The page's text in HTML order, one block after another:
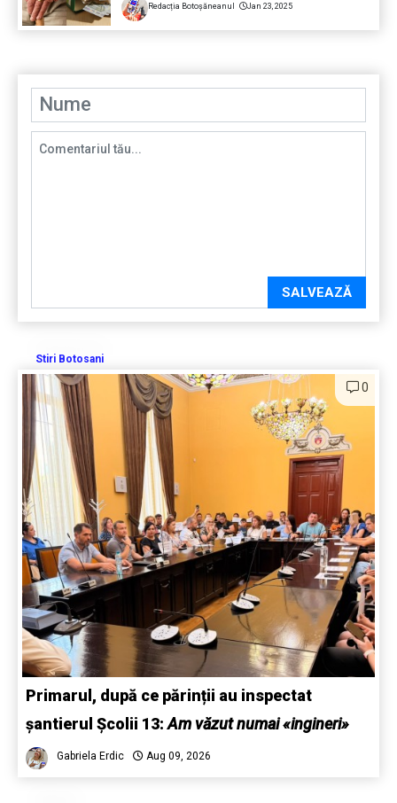
Redacția Botoșăneanul Jan 23, 2025
SALVEAZĂ
Stiri Botosani
0
Primarul, după ce părinții au inspectat
șantierul Școlii 13:Am văzut numai «ingineri»
Gabriela Erdic Aug 09, 2026